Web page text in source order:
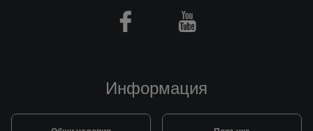
Информация
Facebook Youtube